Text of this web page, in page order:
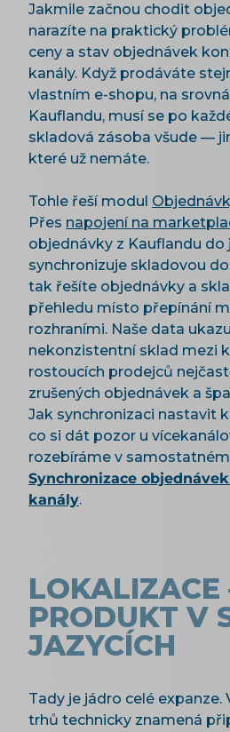
Jakmile začnou chodit
narazíte na praktický
ceny a stav objednávek
kanály. Když prodáváte
vlastním e-shopu, na
Kauflandu, musí se po
skladová zásoba všude —
které už nemáte.
Tohle řeší modul
Přes napojení na
objednávky z Kauflandu
synchronizuje skladovou
tak řešíte objednávky a
přehledu místo přepínání
rozhraními. Naše data
nekonzistentní sklad mezi
rostoucích prodejců
zrušených objednávek a
Jak synchronizaci nastavit
co si dát pozor u
rozebíráme v
Synchronizace
kanály.
PRODUKT V
JAZYCÍCH
Tady je jádro celé
trhů technicky znamená